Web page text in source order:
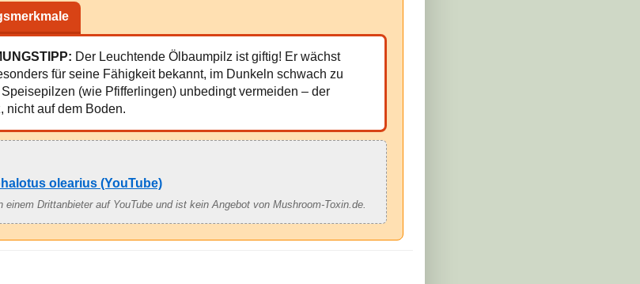
Der Leuchtende Ölbaumpilz ist giftig! Er wächst
für seine Fähigkeit bekannt, im Dunkeln schwach zu
(wie Pfifferlingen) unbedingt vermeiden – der
nicht auf dem Boden.
olearius (YouTube)
Drittanbieter auf YouTube und ist kein Angebot von Mushroom-Toxin.de.